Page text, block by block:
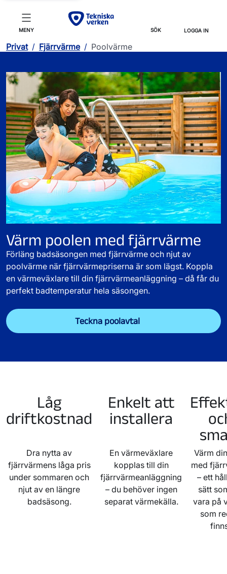
MENY SÖK LOGGA IN
Privat / Fjärrvärme / Poolvärme
Värm poolen med fjärrvärme
Förläng badsäsongen med fjärrvärme och njut av
poolvärme när fjärrvärmepriserna är som lägst. Koppla
en värmeväxlare till din fjärrvärmeanläggning – då får du
perfekt badtemperatur hela säsongen.
Teckna poolavtal
Låg
driftkostnad
Dra nytta av
fjärrvärmens låga pris
under sommaren och
njut av en längre
badsäsong.
Enkelt att
installera
En värmeväxlare
kopplas till din
fjärrvärmeanläggning
– du behöver ingen
separat värmekälla.
Värm
med
– ett
sätt
vara på
som